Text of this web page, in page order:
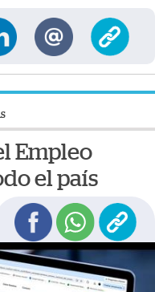
Empleo
el país